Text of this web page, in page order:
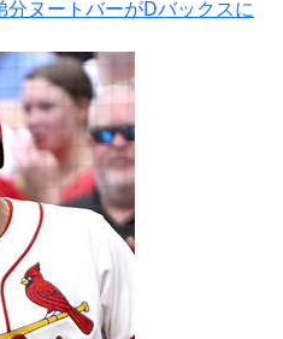
分ヌートバーがDバックスに